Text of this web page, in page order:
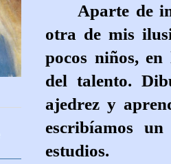
Aparte de
otra de mis
pocos niños,
del talento.
ajedrez y
escribíamos
estudios.